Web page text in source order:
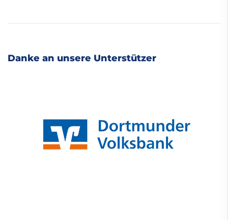
Danke an unsere Unterstützer